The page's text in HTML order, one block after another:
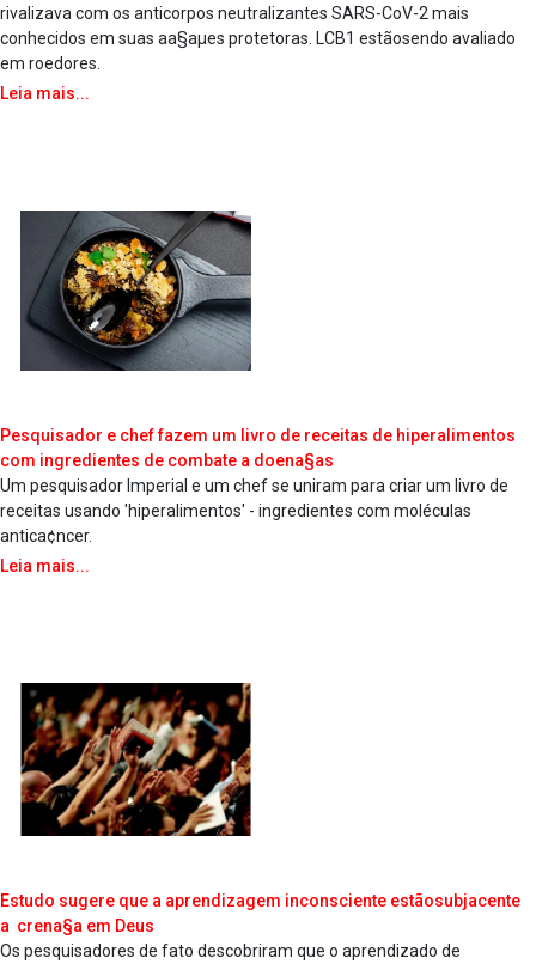
rivalizava com os anticorpos neutralizantes SARS-CoV-2 mais
conhecidos em suas aa§aµes protetoras. LCB1 estãosendo avaliado
em roedores.
Leia mais...
Pesquisador e chef fazem um livro de receitas de hiperalimentos
com ingredientes de combate a doena§as
Um pesquisador Imperial e um chef se uniram para criar um livro de
receitas usando 'hiperalimentos' - ingredientes com moléculas
antica¢ncer.
Leia mais...
Estudo sugere que a aprendizagem inconsciente estãosubjacente
a crena§a em Deus
Os pesquisadores de fato descobriram que o aprendizado de